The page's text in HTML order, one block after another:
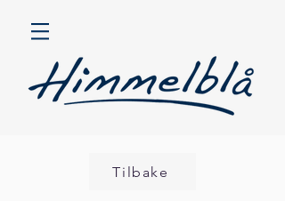
Tilbake